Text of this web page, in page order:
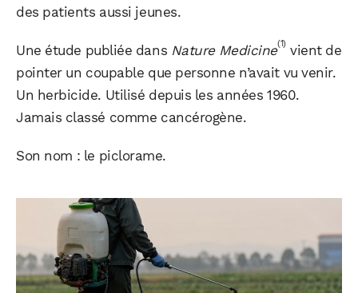
des patients aussi jeunes.
Une étude publiée dans Nature Medicine(1) vient de
pointer un coupable que personne n’avait vu venir.
Un herbicide. Utilisé depuis les années 1960.
Jamais classé comme cancérogène.
Son nom : le piclorame.